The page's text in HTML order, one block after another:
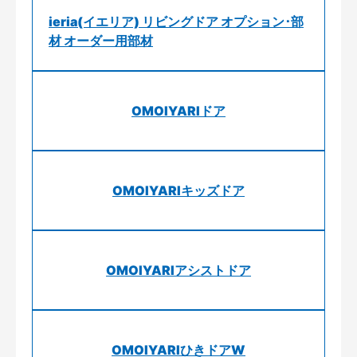
ieria(イエリア) リビングドア オプション･部
材 オーダー用部材
OMOIYARIドア
OMOIYARIキッズドア
OMOIYARIアシストドア
OMOIYARIひきドアW